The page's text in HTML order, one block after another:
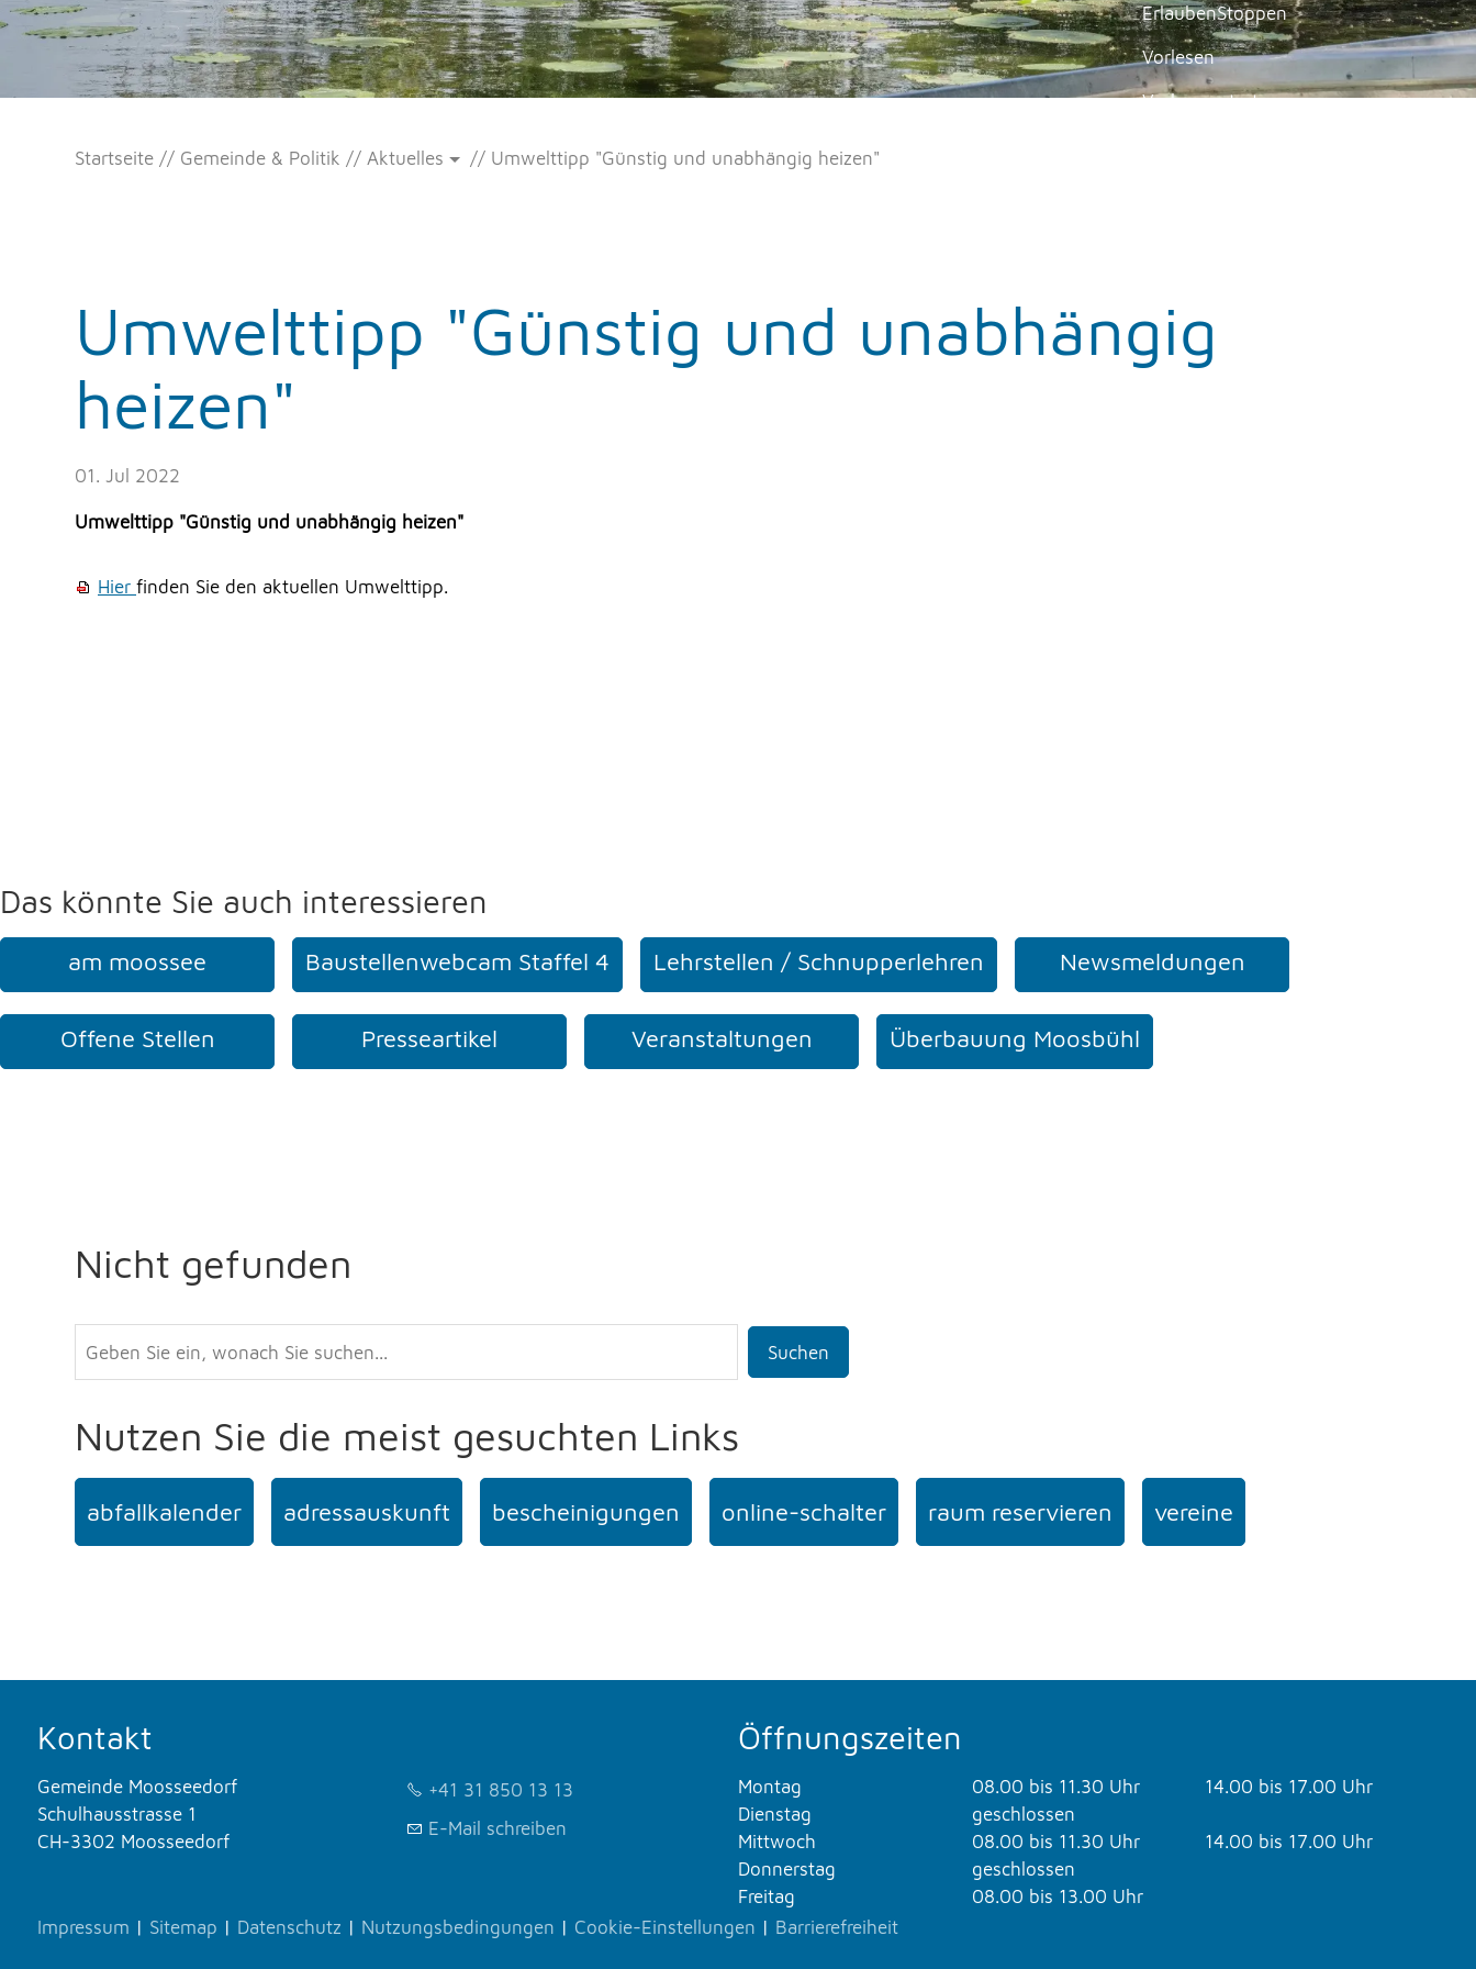
ErlaubenStoppen
Vorlesen
Vorlesen starten
Startseite Gemeinde & Politik Aktuelles Umwelttipp "Günstig und unabhängig heizen"
Umwelttipp "Günstig und unabhängig
heizen"
01. Jul 2022
Umwelttipp "Günstig und unabhängig heizen"
Hier finden Sie den aktuellen Umwelttipp.
Das könnte Sie auch interessieren
am moossee Baustellenwebcam Staffel 4 Lehrstellen / Schnupperlehren Newsmeldungen
Offene Stellen Presseartikel Veranstaltungen Überbauung Moosbühl
Nicht gefunden
Suchen
Nutzen Sie die meist gesuchten Links
abfallkalender adressauskunft bescheinigungen online-schalter raum reservieren vereine
Kontakt
Gemeinde Moosseedorf
Schulhausstrasse 1
CH-3302 Moosseedorf
+41 31 850 13 13
E-Mail schreiben
Öffnungszeiten
Montag 08.00 bis 11.30 Uhr
14.00 bis 17.00 Uhr
Dienstag
geschlossen
Mittwoch
08.00 bis 11.30 Uhr
14.00 bis 17.00 Uhr
Donnerstag
geschlossen
Freitag
08.00 bis 13.00 Uhr
Impressum | Sitemap | Datenschutz | Nutzungsbedingungen | Cookie-Einstellungen | Barrierefreiheit